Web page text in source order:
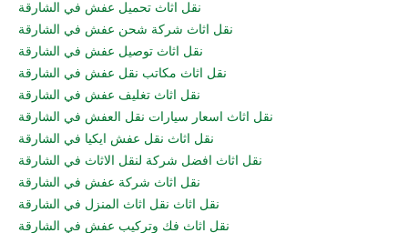
نقل اثاث تحميل عفش في الشارقة
نقل اثاث شركة شحن عفش في الشارقة
نقل اثاث توصيل عفش في الشارقة
نقل اثاث مكاتب نقل عفش في الشارقة
نقل اثاث تغليف عفش في الشارقة
نقل اثاث اسعار سيارات نقل العفش في الشارقة
نقل اثاث نقل عفش ايكيا في الشارقة
نقل اثاث افضل شركة لنقل الاثاث في الشارقة
نقل اثاث شركة عفش في الشارقة
نقل اثاث نقل اثاث المنزل في الشارقة
نقل اثاث فك وتركيب عفش في الشارقة